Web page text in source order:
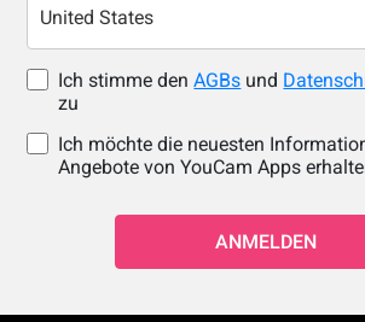
United States
Ich stimme denAGBs und
zu
Ich möchte die neuesten
Angebote von YouCam Apps
ANMELDEN